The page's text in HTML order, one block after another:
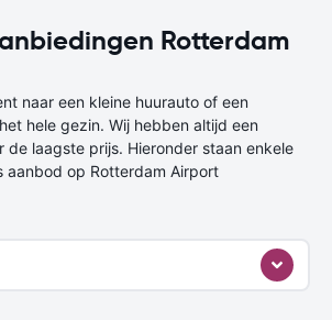
Rotterdam
naar een kleine huurauto of een
hele gezin. Wij hebben altijd een
de laagste prijs. Hieronder staan enkele
aanbod op Rotterdam Airport